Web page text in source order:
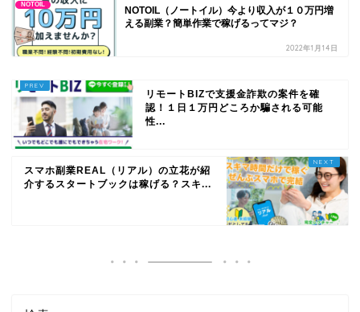
NOTOIL
NOTOIL（ノートイル）今より収入が１０万円増
える副業？簡単作業で稼げるってマジ？
2022年1月14日
リモートBIZで支援金詐欺の案件を確
認！１日１万円どころか騙される可能
性...
スマホ副業REAL（リアル）の立花が紹
介するスタートブックは稼げる？スキ...